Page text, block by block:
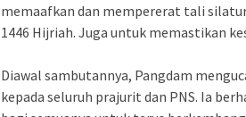
memaafkan dan mempererat tali
1446 Hijriah. Juga untuk memastikan
Diawal sambutannya, Pangdam
kepada seluruh prajurit dan PNS. Ia